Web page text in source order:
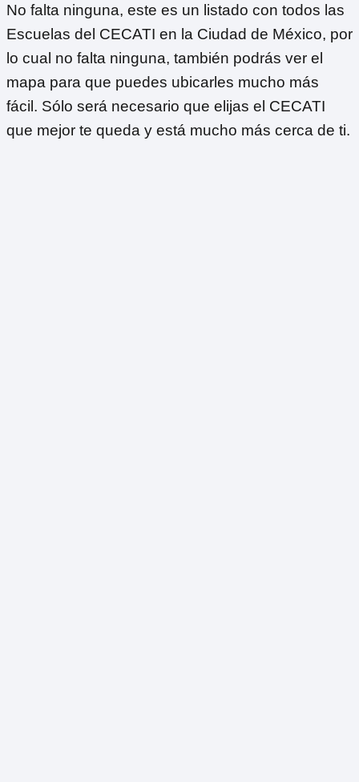
No falta ninguna, este es un listado con todos las
Escuelas del CECATI en la Ciudad de México, por
lo cual no falta ninguna, también podrás ver el
mapa para que puedes ubicarles mucho más
fácil. Sólo será necesario que elijas el CECATI
que mejor te queda y está mucho más cerca de ti.